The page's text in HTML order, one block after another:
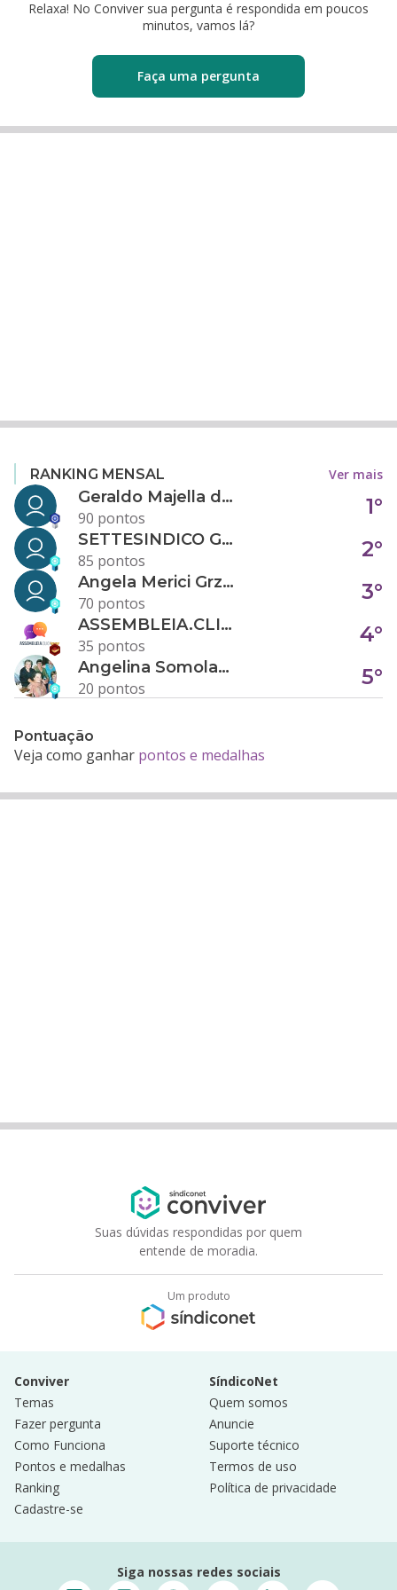
Relaxa! No Conviver sua pergunta é respondida em poucos
minutos, vamos lá?
Faça uma pergunta
RANKING MENSAL Ver mais
Geraldo Majella da Silva
90 pontos
1°
SETTESINDICO GOVERNANÇA CONDOMINIAL
85 pontos
2°
Angela Merici Grzybowski
70 pontos
3°
ASSEMBLEIA.CLICK
35 pontos
4°
Angelina Somolanji R. Oliveira
20 pontos
5°
Pontuação
Veja como ganhar pontos e medalhas
Suas dúvidas respondidas por quem
entende de moradia.
Um produto
Conviver
Temas
Fazer pergunta
Como Funciona
Pontos e medalhas
Ranking
Cadastre-se
SíndicoNet
Quem somos
Anuncie
Suporte técnico
Termos de uso
Política de privacidade
Siga nossas redes sociais